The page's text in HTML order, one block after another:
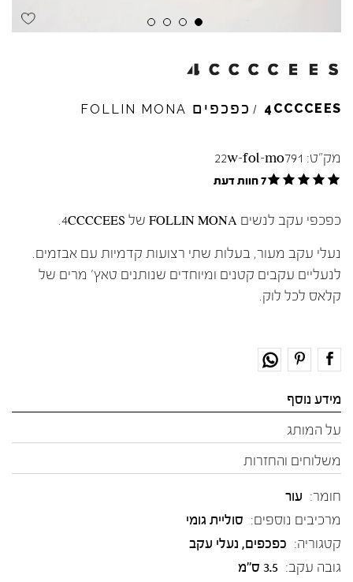
4CCCCEES
/ כפכפים FOLLIN MONA
מק"ט: 22w-fol-mo791
7 חוות דעת
כפכפי עקב לנשים FOLLIN MONA של 4CCCCEES.
נעלי עקב מעור, בעלות שתי רצועות קדמיות עם אבזמים.
לנעליים עקבים קטנים ומיוחדים שנותנים טאץ' מרים של
קלאס לכל לוק.
מידע נוסף
על המותג
משלוחים והחזרות
חומר: עור
מרכיבים נוספים: סוליית גומי
קטגוריה: כפכפים, נעלי עקב
גובה עקב: 3.5 ס"מ